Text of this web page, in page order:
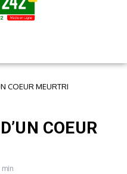
COEUR MEURTRI
COEUR
min